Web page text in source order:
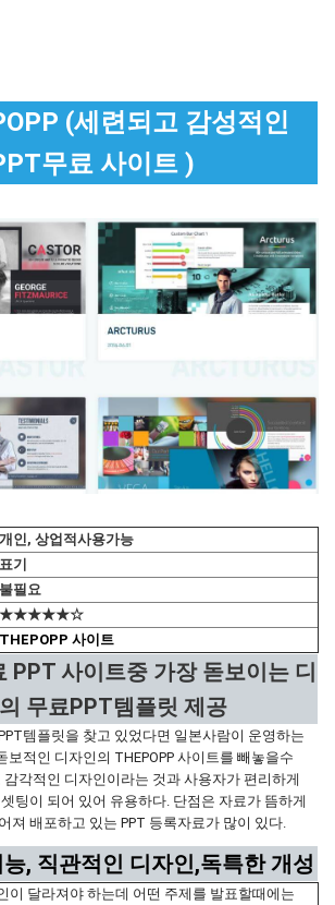
(세련되고 감성적인
무료 사이트 )
개인, 상업적사용가능
표기
불필요
★★★★★☆
THEPOPP 사이트
PPT 사이트중 가장 돋보이는 디
무료PPT템플릿 제공
템플릿을 찾고 있었다면 일본사람이 운영하는
보적인 디자인의 THEPOPP 사이트를 빼놓을수
각적인 디자인이라는 것과 사용자가 편리하게
팅이 되어 있어 유용하다. 단점은 자료가 뜸하게
져 배포하고 있는 PPT 등록자료가 많이 있다.
, 직관적인 디자인,독특한 개성
이 달라져야 하는데 어떤 주제를 발표할때에는